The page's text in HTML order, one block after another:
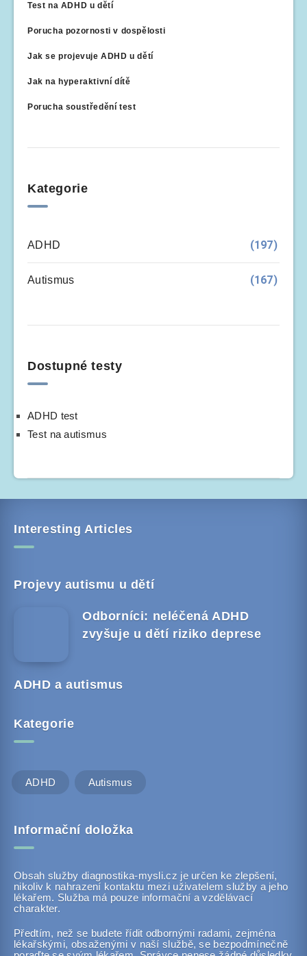
Test na ADHD u dětí
Porucha pozornosti v dospělosti
Jak se projevuje ADHD u dětí
Jak na hyperaktivní dítě
Porucha soustředění test
Kategorie
ADHD (197)
Autismus (167)
Dostupné testy
ADHD test
Test na autismus
Interesting Articles
Projevy autismu u dětí
Odborníci: neléčená ADHD
zvyšuje u dětí riziko deprese
ADHD a autismus
Kategorie
ADHD Autismus
Informační doložka
Obsah služby diagnostika-mysli.cz je určen ke zlepšení,
nikoliv k nahrazení kontaktu mezi uživatelem služby a jeho
lékařem. Služba má pouze informační a vzdělávací
charakter.
Předtím, než se budete řídit odbornými radami, zejména
lékařskými, obsaženými v naší službě, se bezpodmínečně